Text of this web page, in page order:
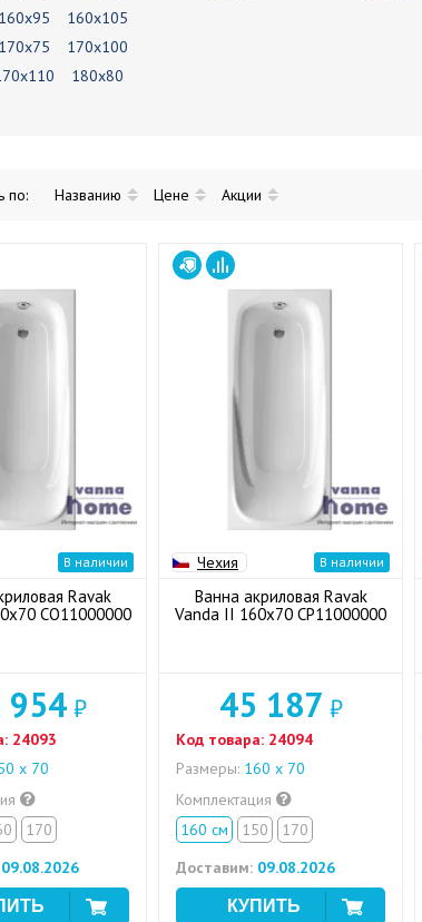
160х95
160х105
170х75
170х100
180х80
по: Названию Цене Акции
В наличии
Ravak
CO11000000
954₽
24093
х 70
170
09.08.2026
Чехия В наличии
Ванна акриловая Ravak
Vanda II 160x70 CP11000000
45 187 ₽
Код товара: 24094
Размеры: 160 х 70
Комплектация
160 см
150
170
Доставим: 09.08.2026